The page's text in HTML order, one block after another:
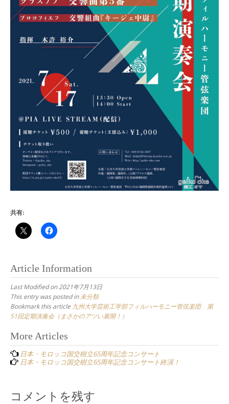
共有:
Article Information
Last Modified on 2021年7月13日
This entry was posted in 未分類
Bookmark this article 九州大学芸術工学部フィルハーモニー管弦楽団 第
51回定期演奏会（まさかのアツい展開！）
Post
navigation
More Articles
日本・モロッコ国交樹立65周年記念コンサート
日本・モロッコ国交樹立65周年記念コンサート終演！
コメントを残す